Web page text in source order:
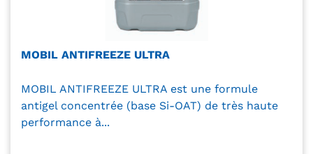
MOBIL ANTIFREEZE ULTRA
MOBIL ANTIFREEZE ULTRA est une formule
antigel concentrée (base Si-OAT) de très haute
performance à...